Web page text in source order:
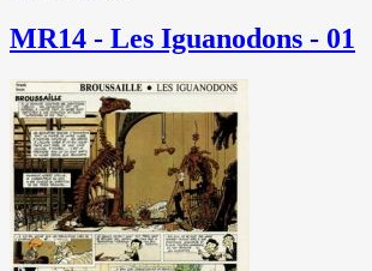
MR14 - Les Iguanodons - 01